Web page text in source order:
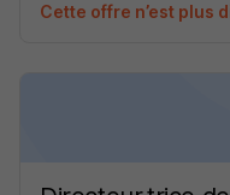
Cette offre n’est plus